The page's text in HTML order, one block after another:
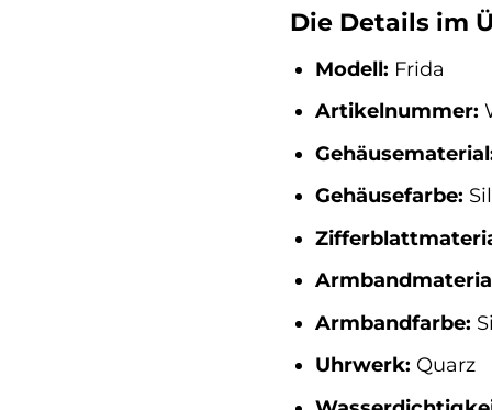
Die Details im
Modell: Frida
Artikelnummer:
Gehäusefarbe:
Armbandfarbe:
Uhrwerk: Quarz